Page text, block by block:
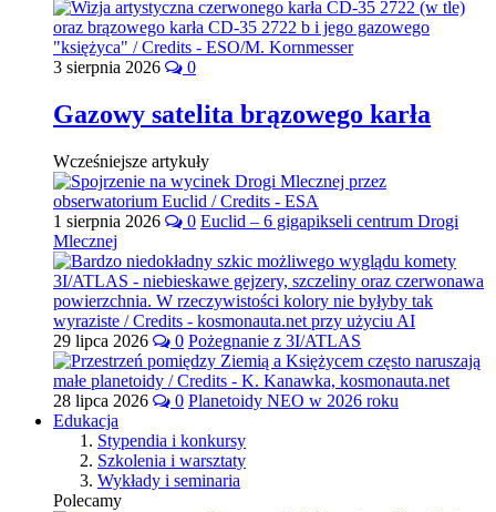
3 sierpnia 2026 0
Gazowy satelita brązowego karła
Wcześniejsze artykuły
1 sierpnia 2026 0 Euclid – 6 gigapikseli centrum Drogi
Mlecznej
29 lipca 2026 0 Pożegnanie z 3I/ATLAS
28 lipca 2026 0 Planetoidy NEO w 2026 roku
Edukacja
Stypendia i konkursy
Szkolenia i warsztaty
Wykłady i seminaria
Polecamy